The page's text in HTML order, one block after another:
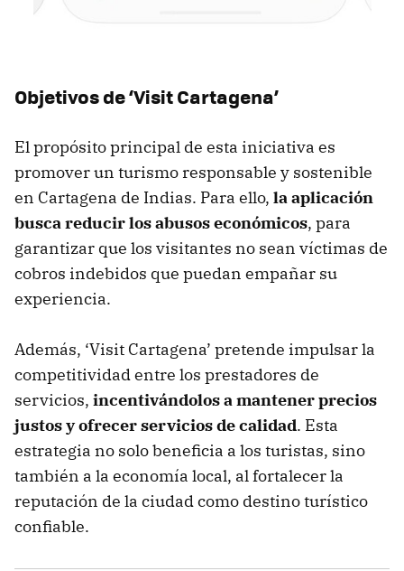
Objetivos de ‘Visit Cartagena’
El propósito principal de esta iniciativa es
promover un turismo responsable y sostenible
en Cartagena de Indias. Para ello, la aplicación
busca reducir los abusos económicos, para
garantizar que los visitantes no sean víctimas de
cobros indebidos que puedan empañar su
experiencia.
Además, ‘Visit Cartagena’ pretende impulsar la
competitividad entre los prestadores de
servicios, incentivándolos a mantener precios
justos y ofrecer servicios de calidad. Esta
estrategia no solo beneficia a los turistas, sino
también a la economía local, al fortalecer la
reputación de la ciudad como destino turístico
confiable.